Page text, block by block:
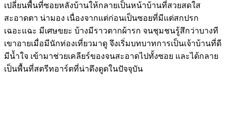
เปลี่ยนพื้นที่ซอยหลังบ้านให้กลายเป็นหน้าบ้านที่สวยสดใส
สะอาดตา น่ามอง เนื่องจากแต่ก่อนเป็นซอยที่มีแต่สกปรก
เฉอะแฉะ มีเศษขยะ บ้างมีราวตากผ้ารก จนชุมชนรู้สึกว่าบางที
เขาอายเมื่อมีนักท่องเที่ยวมาดู จึงเริ่มบทบาทการเป็นเจ้าบ้านที่ดี
มีน้ำใจ เข้ามาช่วยเคลียร์ของจนสะอาดไปทั้งซอย และได้กลาย
เป็นพื้นที่สตรีทอาร์ตที่น่าดึงดูดในปัจจุบัน